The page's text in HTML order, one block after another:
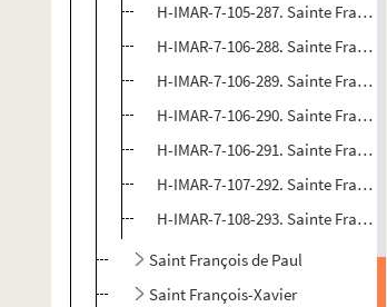
H-IMAR-7-105-287. Sainte
H-IMAR-7-106-288. Sainte
H-IMAR-7-106-289. Sainte
H-IMAR-7-106-290. Sainte
H-IMAR-7-106-291. Sainte
H-IMAR-7-107-292. Sainte
H-IMAR-7-108-293. Sainte
Saint François de Paul
Saint François-Xavier